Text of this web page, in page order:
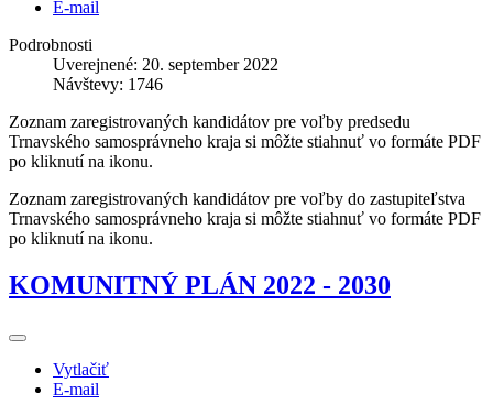
E-mail
Podrobnosti
Uverejnené: 20. september 2022
Návštevy: 1746
Zoznam zaregistrovaných kandidátov pre voľby predsedu
Trnavského samosprávneho kraja si môžte stiahnuť vo formáte PDF
po kliknutí na ikonu.
Zoznam zaregistrovaných kandidátov pre voľby do zastupiteľstva
Trnavského samosprávneho kraja si môžte stiahnuť vo formáte PDF
po kliknutí na ikonu.
KOMUNITNÝ PLÁN 2022 - 2030
Vytlačiť
E-mail